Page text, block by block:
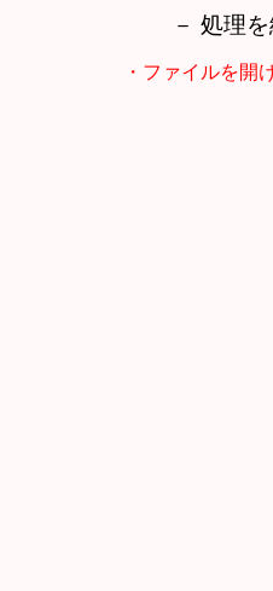
－ 処理
・ファイルを開